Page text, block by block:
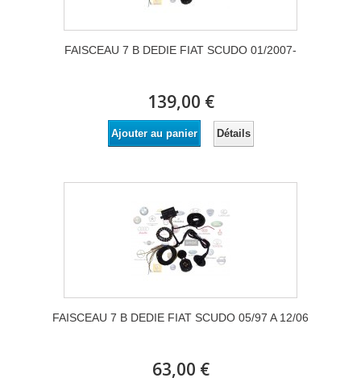
FAISCEAU 7 B DEDIE FIAT SCUDO 01/2007-
139,00 €
Ajouter au panier Détails
FAISCEAU 7 B DEDIE FIAT SCUDO 05/97 A 12/06
63,00 €